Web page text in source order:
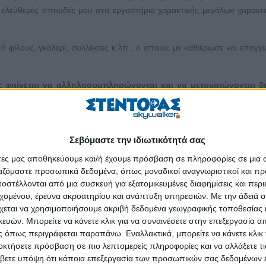
Σεβόμαστε την ιδιωτικότητά σας
μας αποθηκεύουμε και/ή έχουμε πρόσβαση σε πληροφορίες σε
προσωπικά δεδομένα, όπως μοναδικοί αναγνωριστικοί και
από μια συσκευή για εξατομικευμένες διαφημίσεις και
έρευνα ακροατηρίου και ανάπτυξη υπηρεσιών. Με την άδειά
να χρησιμοποιήσουμε ακριβή δεδομένα γεωγραφικής τοποθεσίας
Μπορείτε να κάνετε κλικ για να συναινέσετε στην επεξεργασία
περιγράφεται παραπάνω. Εναλλακτικά, μπορείτε να κάνετε κλικ
πρόσβαση σε πιο λεπτομερείς πληροφορίες και να αλλάξετε
υπόψη ότι κάποια επεξεργασία των προσωπικών σας δεδομένων
σπουδές μου στα εργαστήρια χαρακτικής μεγάλων
φίλους, γκαλερί, συλλέκτες κ.λπ., ο οποίος με καθιέρωσε και
φαίνεται να αλληλοσυμπληρώνονται και να μετουσιώνονται
σε εικαστικές εκθέσεις όχι μόνο στην Ελλάδα αλλά
συνομιλητών γύρω από θέματα που απασχολούν τα έργα μου. Για
μου με το κοινό, τόσο με το εγχώριο όσο και με το
της δράσης μου από τα δύο μου εργαστήρια στον Βόλο και στο Παρίσι.
η διεύρυνση της λεωφόρου αισιοδοξίας, η δύναμη των
με «σφάζουν» τα κραυγάζω με χαράξεις, χρώμα και
μεγάλη έκταση στην πατρίδα μου τα τελευταία 51 χρόνια– και
εναντίον του ψεύτικου, του μέτριου, του προσκυνημένου.